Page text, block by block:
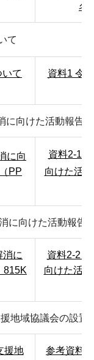
名
て
て
資料1 令
に向けた活動報告
に向
PP
資料2-1
向けた活
に向けた活動報告
消に
815K
資料2-2
向けた活
地域協議会の設置
援地
参考資料